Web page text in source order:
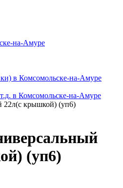
на-Амуре
в Комсомольске-на-Амуре
в Комсомольске-на-Амуре
22л(с крышкой) (уп6)
(уп6)